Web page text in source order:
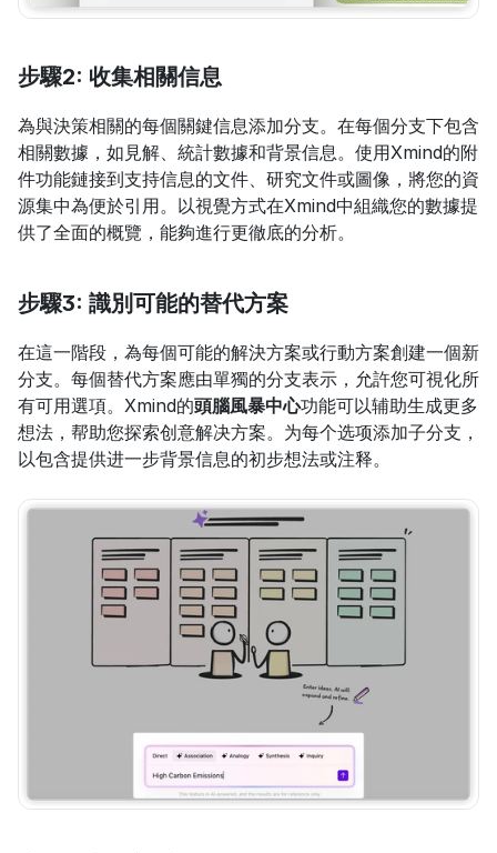
步驟2: 收集相關信息
為與決策相關的每個關鍵信息添加分支。在每個分支下包含
相關數據，如見解、統計數據和背景信息。使用Xmind的附
件功能鏈接到支持信息的文件、研究文件或圖像，將您的資
源集中為便於引用。以視覺方式在Xmind中組織您的數據提
供了全面的概覽，能夠進行更徹底的分析。
步驟3: 識別可能的替代方案
在這一階段，為每個可能的解決方案或行動方案創建一個新
分支。每個替代方案應由單獨的分支表示，允許您可視化所
有可用選項。Xmind的頭腦風暴中心功能可以辅助生成更多
想法，帮助您探索创意解决方案。为每个选项添加子分支，
以包含提供进一步背景信息的初步想法或注释。